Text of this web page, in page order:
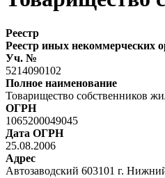
Реестр
Реестр иных некоммерческих
Уч. №
5214090102
Полное наименование
Товарищество собственников
ОГРН
1065200049045
Дата ОГРН
25.08.2006
Адрес
Автозаводский 603101 г.